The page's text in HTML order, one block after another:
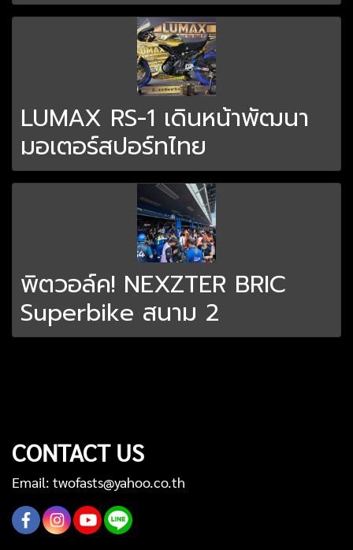
LUMAX RS-1 เดินหน้าพัฒนา
มอเตอร์สปอร์ทไทย
พิตวอล์ค! NEXZTER BRIC
Superbike สนาม 2
CONTACT US
Email: twofasts@yahoo.co.th